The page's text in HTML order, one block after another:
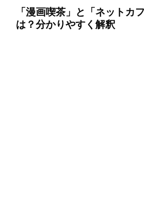
「漫画喫茶」と「ネットカ
は？分かりやすく解釈